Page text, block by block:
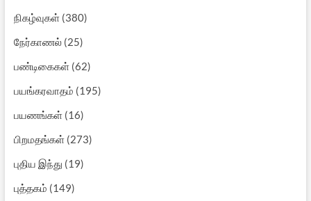
நிகழ்வுகள்(380)
நேர்காணல்(25)
பண்டிகைகள்(62)
பயங்கரவாதம் (195)
பயணங்கள்(16)
பிறமதங்கள்(273)
புதிய இந்து (19)
புத்தகம் (149)